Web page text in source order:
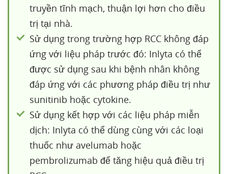
truyền tĩnh mạch, thuận lợi hơn cho điều
trị tại nhà.
Sử dụng trong trường hợp RCC không đáp
ứng với liệu pháp trước đó: Inlyta có thể
được sử dụng sau khi bệnh nhân không
đáp ứng với các phương pháp điều trị như
sunitinib hoặc cytokine.
Sử dụng kết hợp với các liệu pháp miễn
dịch: Inlyta có thể dùng cùng với các loại
thuốc như avelumab hoặc
pembrolizumab để tăng hiệu quả điều trị